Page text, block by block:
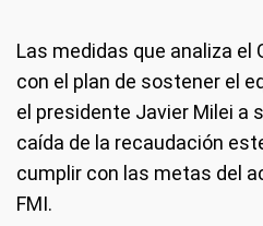
Las medidas que analiza el
con el plan de sostener el
el presidente Javier Milei a
caída de la recaudación
cumplir con las metas del
FMI.